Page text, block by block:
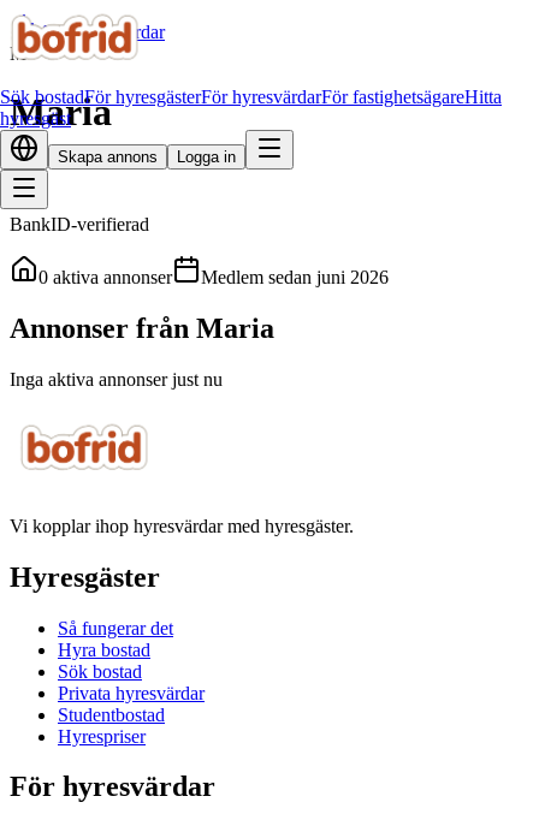
Sök bostadFör hyresgästerFör hyresvärdarFör fastighetsägareHitta
hyresgäst
Skapa annons Logga in
Alla hyresvärdar
M
Maria
BankID-verifierad
0 aktiva annonser Medlem sedan juni 2026
Annonser från Maria
Inga aktiva annonser just nu
Vi kopplar ihop hyresvärdar med hyresgäster.
Hyresgäster
Så fungerar det
Hyra bostad
Sök bostad
Privata hyresvärdar
Studentbostad
Hyrespriser
För hyresvärdar